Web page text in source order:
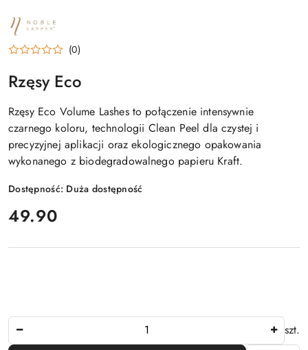
NAZWA
PRODUCENTA:
LASHES (0)
Rzęsy Eco
Rzęsy Eco Volume Lashes to połączenie intensywnie
czarnego koloru, technologii Clean Peel dla czystej i
precyzyjnej aplikacji oraz ekologicznego opakowania
wykonanego z biodegradowalnego papieru Kraft.
Dostępność: Duża dostępność
cena:
49.90
szt.